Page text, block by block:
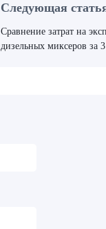
Следующая
Сравнение затрат на
дизельных миксеров за